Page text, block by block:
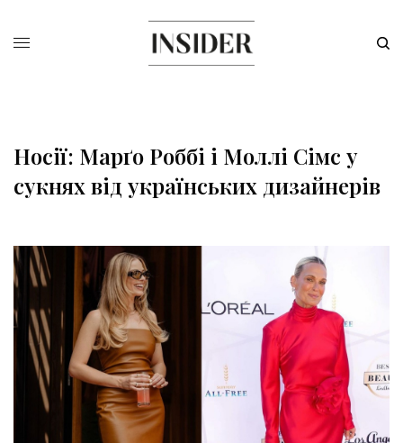
Носії: Марґо Роббі і Моллі Сімс у
сукнях від українських дизайнерів